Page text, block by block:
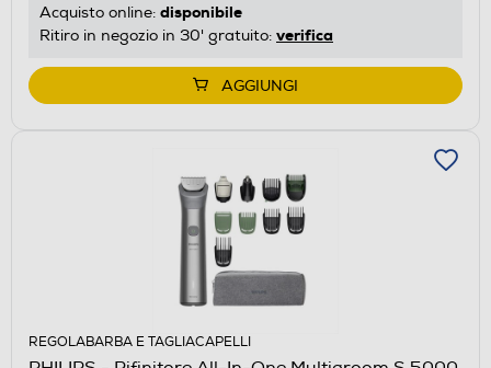
Acquisto online: disponibile
Ritiro in negozio in 30' gratuito: verifica
AGGIUNGI
REGOLABARBA E TAGLIACAPELLI